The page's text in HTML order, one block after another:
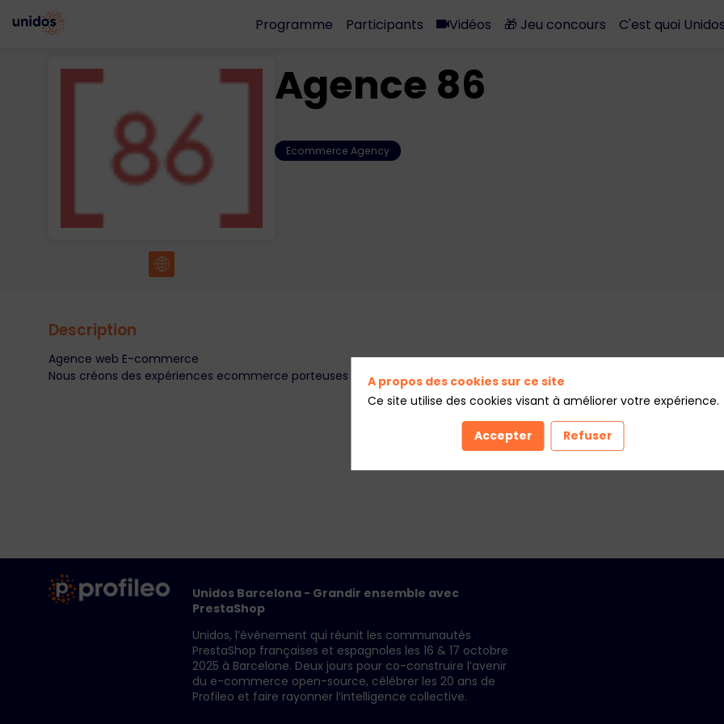
Programme Participants Vidéos 🎁 Jeu concours C'est quoi
Agence 86
Ecommerce Agency
Description
Agence web E-commerce
Nous créons des expériences ecommerce porteuses de croissance.
Unidos Barcelona - Grandir ensemble avec
PrestaShop
Unidos, l’événement qui réunit les communautés
PrestaShop françaises et espagnoles les 16 & 17 octobre
2025 à Barcelone. Deux jours pour co-construire l’avenir
du e-commerce open-source, célébrer les 20 ans de
Profileo et faire rayonner l’intelligence collective.
A propos des cookies sur ce site
Ce site utilise des cookies visant à améliorer votre expérience.
Accepter Refuser